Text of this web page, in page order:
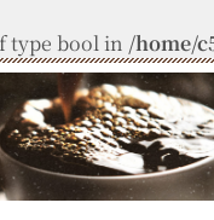
type bool in /home/